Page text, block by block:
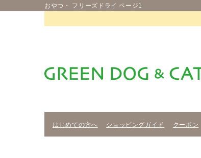
おやつ・ フリーズドライ ページ1
はじめての方へ ショッピングガイド クーポン